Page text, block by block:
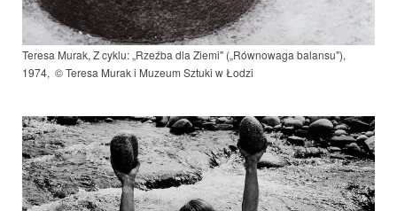
Teresa Murak, Z cyklu: „Rzeźba dla Ziemi" („Równowaga balansu"),
1974, © Teresa Murak i Muzeum Sztuki w Łodzi